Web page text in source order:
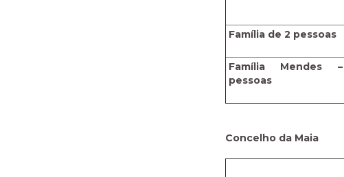
Família de 2 pessoas
Família Mendes
pessoas
Concelho da Maia